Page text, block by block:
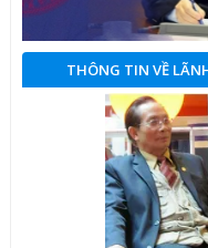
THÔNG TIN VỀ